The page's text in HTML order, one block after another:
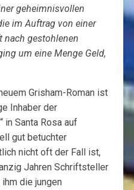
geheimnisvollen
im Auftrag von einer
nach gestohlenen
um eine Menge Geld,
Grisham-Roman ist
Inhaber der
in Santa Rosa auf
gut betuchter
nicht oft der Fall ist,
Jahren Schriftsteller
die jungen